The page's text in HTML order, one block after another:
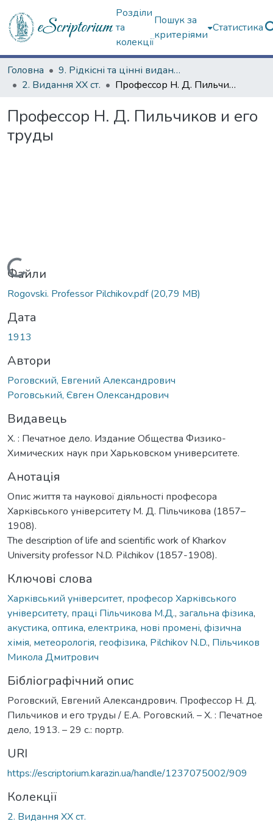
Розділи
та
колекції
Пошук за
критеріями
Статистика
Головна
9. Рідкісні та цінні видання
2. Видання ХХ ст.
Профессор Н. Д. Пильчиков и его труды
Профессор Н. Д. Пильчиков и его
труды
Вантажиться...
Файли
Rogovski. Professor Pilchikov.pdf(20,79 MB)
Дата
1913
Автори
Роговский, Евгений Александрович
Роговський, Євген Олександрович
Видавець
Х. : Печатное дело. Издание Общества Физико-
Химических наук при Харьковском университете.
Анотація
Опис життя та наукової діяльності професора
Харківського університету М. Д. Пільчикова (1857–
1908).
The description of life and scientific work of Kharkov
University professor N.D. Pіlchikov (1857-1908).
Ключові слова
Харківський університет, професор Харківського
університету, праці Пільчикова М.Д., загальна фізика,
акустика, оптика, електрика, нові промені, фізична
хімія, метеорологія, геофізика, Pіlchikov N.D., Пільчиков
Микола Дмитрович
Бібліографічний опис
Роговский, Евгений Александрович. Профессор Н. Д.
Пильчиков и его труды / Е.А. Роговский. – Х. : Печатное
дело, 1913. – 29 с.: портр.
URI
https://escriptorium.karazin.ua/handle/1237075002/909
Колекції
2. Видання ХХ ст.